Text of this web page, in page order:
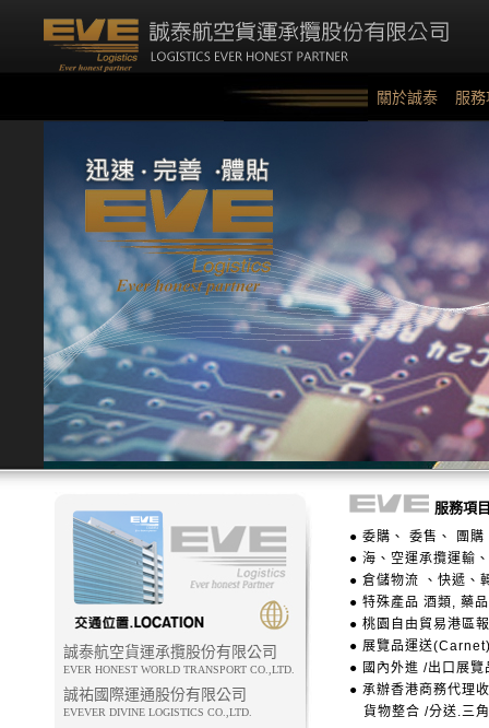
關於誠泰 服
誠泰航空貨運承攬股份有限公司
EVER HONEST WORLD TRANSPORT CO.,LTD.
誠祐國際運通股份有限公司
EVEVER DIVINE LOGISTICS CO.,LTD.
服務項
● 委購、 委售、 團購
● 海、空運承攬運輸
● 倉儲物流 、快遞、
● 特殊產品 酒類, 藥
● 桃園自由貿易港區
● 展覽品運送
● 國內外進 /出口展覽
● 承辦香港商務代理
貨物整合 /分送.三